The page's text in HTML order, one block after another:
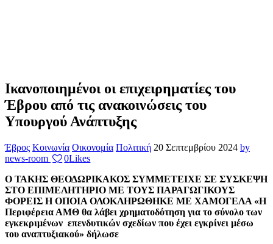
Ικανοποιημένοι οι επιχειρηματίες του
Έβρου από τις ανακοινώσεις του
Υπουργού Ανάπτυξης
Έβρος Κοινωνία Οικονομία Πολιτική 20 Σεπτεμβρίου 2024 by
news-room
0Likes
Ο ΤΑΚΗΣ ΘΕΟΔΩΡΙΚΑΚΟΣ ΣΥΜΜΕΤΕΙΧΕ ΣΕ ΣΥΣΚΕΨΗ
ΣΤΟ ΕΠΙΜΕΛΗΤΗΡΙΟ ΜΕ ΤΟΥΣ ΠΑΡΑΓΩΓΙΚΟΥΣ
ΦΟΡΕΙΣ Η ΟΠΟΙΑ ΟΛΟΚΛΗΡΩΘΗΚΕ ΜΕ ΧΑΜΟΓΕΛΑ «Η
Περιφέρεια ΑΜΘ θα λάβει χρηματοδότηση για το σύνολο των
εγκεκριμένων επενδυτικών σχεδίων που έχει εγκρίνει μέσω
του αναπτυξιακού» δήλωσε